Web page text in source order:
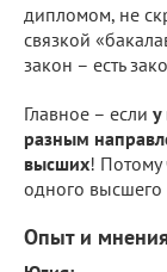
дипломом, не
связкой
закон – есть
Главное – если у
разным
высших! Потому
одного высшего
Опыт и